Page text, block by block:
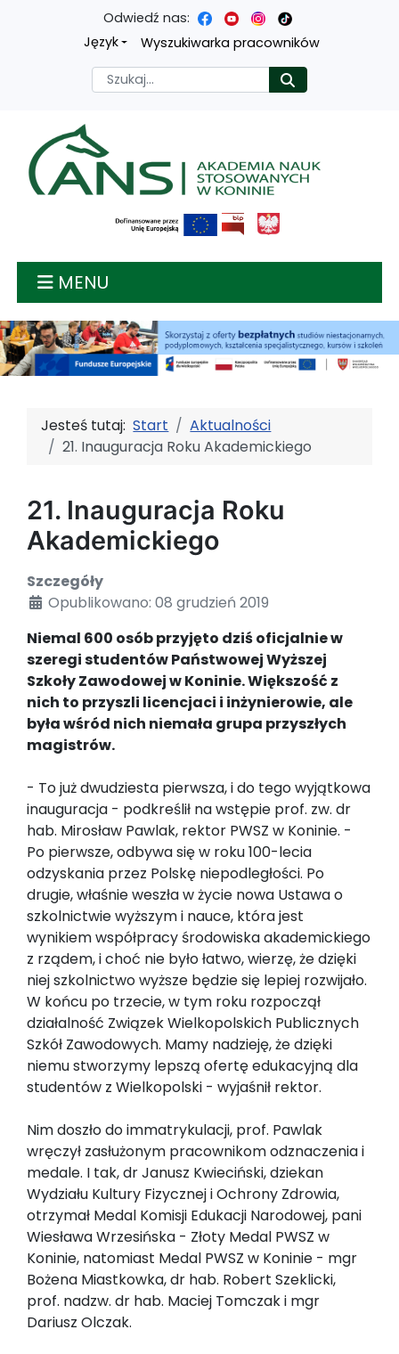
Przejdź
treści
głównej
Przejdź
menu
nawigacyjnego
Przejdź
wyszukiwarki
Przejdź
mapy
strony
Odwiedź nas:
Język
Wyszukiwarka pracowników
Szukaj
Akademia nauk
MENU
Jesteś tutaj:Start
Aktualności
21. Inauguracja Roku Akademickiego
21. Inauguracja Roku
Akademickiego
Szczegóły
Opublikowano: 08 grudzień 2019
Niemal 600 osób przyjęto dziś oficjalnie w
szeregi studentów Państwowej Wyższej
Szkoły Zawodowej w Koninie. Większość z
nich to przyszli licencjaci i inżynierowie, ale
była wśród nich niemała grupa przyszłych
magistrów.
- To już dwudziesta pierwsza, i do tego wyjątkowa
inauguracja - podkreślił na wstępie prof. zw. dr
hab. Mirosław Pawlak, rektor PWSZ w Koninie. -
Po pierwsze, odbywa się w roku 100-lecia
odzyskania przez Polskę niepodległości. Po
drugie, właśnie weszła w życie nowa Ustawa o
szkolnictwie wyższym i nauce, która jest
wynikiem współpracy środowiska akademickiego
z rządem, i choć nie było łatwo, wierzę, że dzięki
niej szkolnictwo wyższe będzie się lepiej rozwijało.
W końcu po trzecie, w tym roku rozpoczął
działalność Związek Wielkopolskich Publicznych
Szkół Zawodowych. Mamy nadzieję, że dzięki
niemu stworzymy lepszą ofertę edukacyjną dla
studentów z Wielkopolski - wyjaśnił rektor.
Nim doszło do immatrykulacji, prof. Pawlak
wręczył zasłużonym pracownikom odznaczenia i
medale. I tak, dr Janusz Kwieciński, dziekan
Wydziału Kultury Fizycznej i Ochrony Zdrowia,
otrzymał Medal Komisji Edukacji Narodowej, pani
Wiesława Wrzesińska - Złoty Medal PWSZ w
Koninie, natomiast Medal PWSZ w Koninie - mgr
Bożena Miastkowka, dr hab. Robert Szeklicki,
prof. nadzw. dr hab. Maciej Tomczak i mgr
Dariusz Olczak.